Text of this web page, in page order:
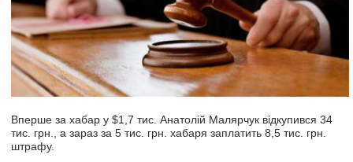
Вперше за хабар у $1,7 тис. Анатолій Малярчук відкупився 34
тис. грн., а зараз за 5 тис. грн. хабаря заплатить 8,5 тис. грн.
штрафу.